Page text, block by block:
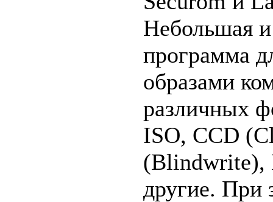
Небольшая
программа
образами
различных
ISO, CCD
(Blindwrite),
другие. При